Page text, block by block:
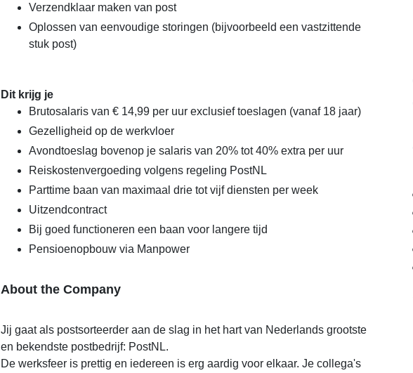
Verzendklaar maken van post
Oplossen van eenvoudige storingen (bijvoorbeeld een vastzittende
stuk post)
Dit krijg je
Brutosalaris van € 14,99 per uur exclusief toeslagen (vanaf 18 jaar)
Gezelligheid op de werkvloer
Avondtoeslag bovenop je salaris van 20% tot 40% extra per uur
Reiskostenvergoeding volgens regeling PostNL
Parttime baan van maximaal drie tot vijf diensten per week
Uitzendcontract
Bij goed functioneren een baan voor langere tijd
Pensioenopbouw via Manpower
About the Company
Jij gaat als postsorteerder aan de slag in het hart van Nederlands grootste
en bekendste postbedrijf: PostNL.
De werksfeer is prettig en iedereen is erg aardig voor elkaar. Je collega's